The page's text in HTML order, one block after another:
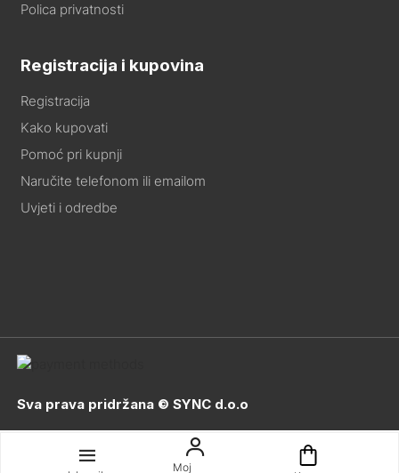
Moj
Polica privatnosti
Registracija i kupovina
Registracija
Kako kupovati
Pomoć pri kupnji
Naručite telefonom ili emailom
Uvjeti i odredbe
Sva prava pridržana © SYNC d.o.o